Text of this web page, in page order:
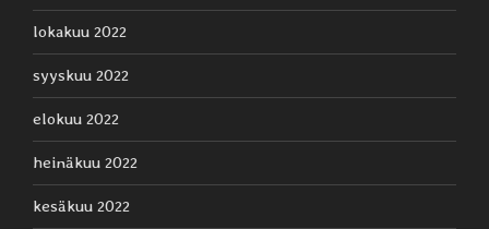
lokakuu 2022
syyskuu 2022
elokuu 2022
heinäkuu 2022
kesäkuu 2022